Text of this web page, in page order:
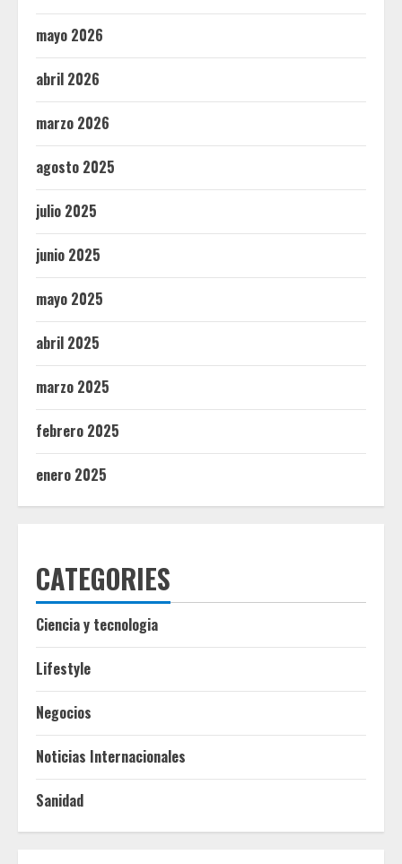
mayo 2026
abril 2026
marzo 2026
agosto 2025
julio 2025
junio 2025
mayo 2025
abril 2025
marzo 2025
febrero 2025
enero 2025
CATEGORIES
Ciencia y tecnologia
Lifestyle
Negocios
Noticias Internacionales
Sanidad